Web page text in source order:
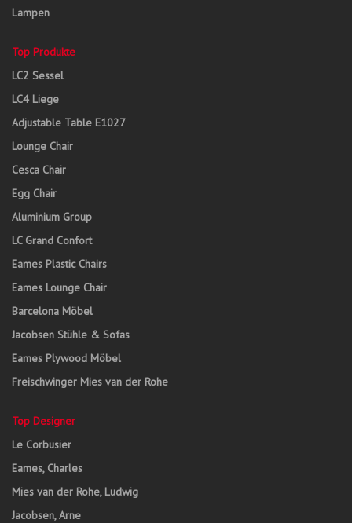
Lampen
Top Produkte
LC2 Sessel
LC4 Liege
Adjustable Table E1027
Lounge Chair
Cesca Chair
Egg Chair
Aluminium Group
LC Grand Confort
Eames Plastic Chairs
Eames Lounge Chair
Barcelona Möbel
Jacobsen Stühle & Sofas
Eames Plywood Möbel
Freischwinger Mies van der Rohe
Top Designer
Le Corbusier
Eames, Charles
Mies van der Rohe, Ludwig
Jacobsen, Arne